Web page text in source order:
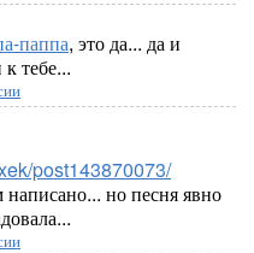
паппа, это да... да и
тебе...
post143870073/
но песня явно